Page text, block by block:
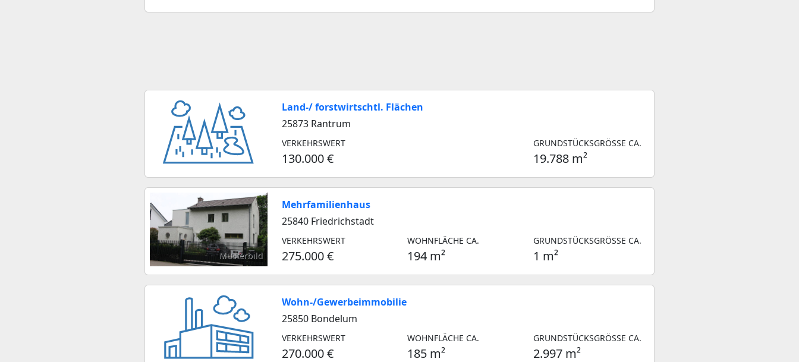
Land-/ forstwirtschtl. Flächen
25873 Rantrum
VERKEHRSWERT
130.000 €
GRUNDSTÜCKSGRÖSSE CA.
19.788 m²
Musterbild
Mehrfamilienhaus
25840 Friedrichstadt
VERKEHRSWERT
275.000 €
WOHNFLÄCHE CA.
194 m²
GRUNDSTÜCKSGRÖSSE CA.
1 m²
Wohn-/Gewerbeimmobilie
25850 Bondelum
VERKEHRSWERT
270.000 €
WOHNFLÄCHE CA.
185 m²
GRUNDSTÜCKSGRÖSSE CA.
2.997 m²